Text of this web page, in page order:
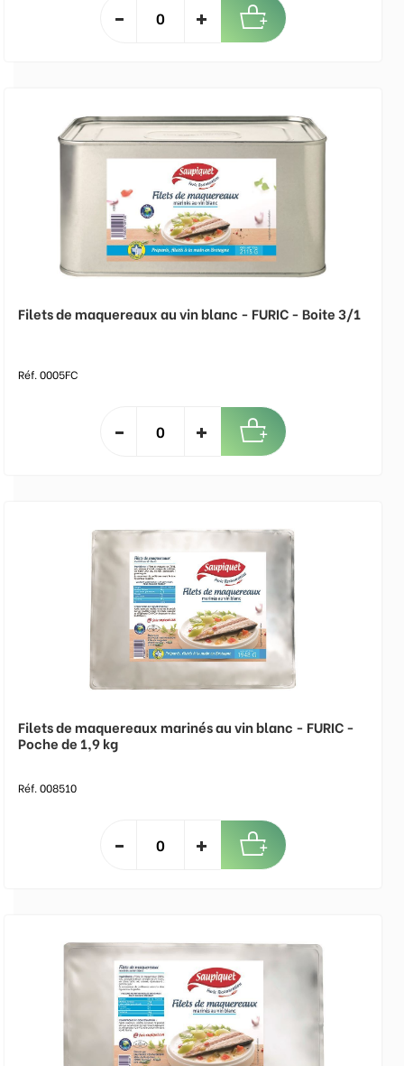
Filets de maquereaux au vin blanc - FURIC - Boite 3/1
Réf. 0005FC
Filets de maquereaux marinés au vin blanc - FURIC -
Poche de 1,9 kg
Réf. 008510